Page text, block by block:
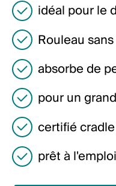
Allemagne
Deutsch
English
Suède
Svenska
English
idéal pour le
Rouleau
absorbe de
pour un
certifié
prêt à